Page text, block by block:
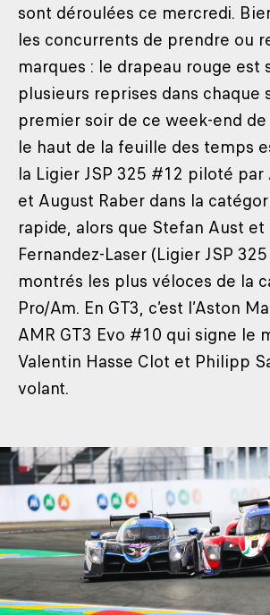
sont déroulées ce mercredi.
les concurrents de prendre ou
marques : le drapeau rouge est
plusieurs reprises dans chaque
premier soir de ce week-end
le haut de la feuille des temps
la Ligier JSP 325 #12 piloté par
et August Raber dans la
rapide, alors que Stefan Aust et
Fernandez-Laser (Ligier JSP
montrés les plus véloces de la
Pro/Am. En GT3, c’est l’Aston
AMR GT3 Evo #10 qui signe le
Valentin Hasse Clot et Philipp
volant.